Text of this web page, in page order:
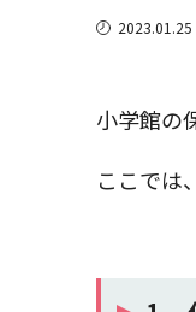
2023.01.25
小学館の
ここでは